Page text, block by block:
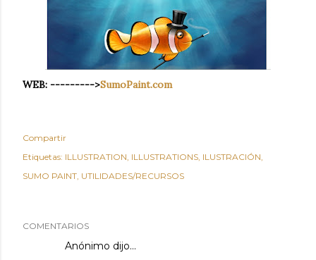
WEB: --------->SumoPaint.com
Compartir
Etiquetas: ILLUSTRATION ILLUSTRATIONS ILUSTRACIÓN
SUMO PAINT UTILIDADES/RECURSOS
COMENTARIOS
Anónimo dijo…